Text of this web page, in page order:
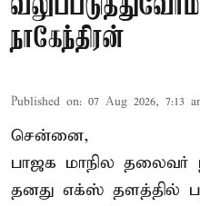
நாகேந்திரன்
Published on: 07 Aug 2026, 7:13
சென்னை,
பாஜக மாநில தலைவர்
தனது எக்ஸ் தளத்தில்